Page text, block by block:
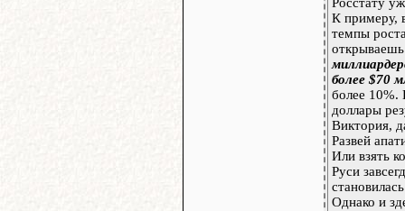
К примеру,
темпы
более $70
более 10%.
доллары
Виктория,
Развей
Или взять
Руси
Однако и